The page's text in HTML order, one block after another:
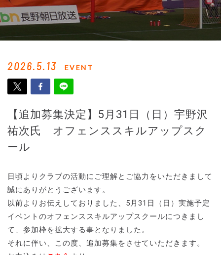
2026.5.13 EVENT
【追加募集決定】5月31日（日）宇野沢
祐次氏 オフェンススキルアップスク
ール
日頃よりクラブの活動にご理解とご協力をいただきまして
誠にありがとうございます。
以前よりお伝えしておりました、5月31日（日）実施予定
イベントのオフェンススキルアップスクールにつきまし
て、参加枠を拡大する事となりました。
それに伴い、この度、追加募集をさせていただきます。